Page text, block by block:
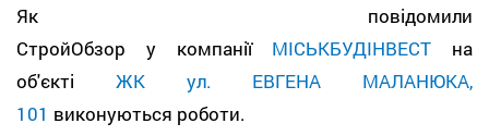
Як повідомили
СтройОбзор у компанії МІСЬКБУДІНВЕСТ на
об'єкті ЖК ул. ЕВГЕНА МАЛАНЮКА,
101 виконуються роботи.